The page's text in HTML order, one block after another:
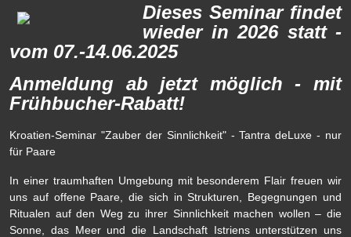
Dieses Seminar findet
wieder in 2026 statt -
vom 07.-14.06.2025
Anmeldung ab jetzt möglich - mit
Frühbucher-Rabatt!
Kroatien-Seminar "Zauber der Sinnlichkeit" - Tantra deLuxe - nur
für Paare
In einer traumhaften Umgebung mit besonderem Flair freuen wir
uns auf offene Paare, die sich in Strukturen, Begegnungen und
Ritualen auf den Weg zu ihrer Sinnlichkeit machen wollen – die
Sonne, das Meer und die Landschaft Istriens unterstützen uns